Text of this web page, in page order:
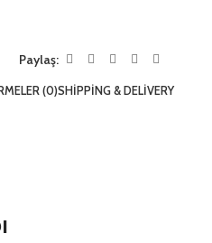
Paylaş:
(0)SHIPPING & DELIVERY